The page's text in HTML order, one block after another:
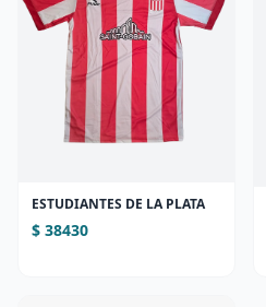
ESTUDIANTES DE LA PLATA
$ 38430